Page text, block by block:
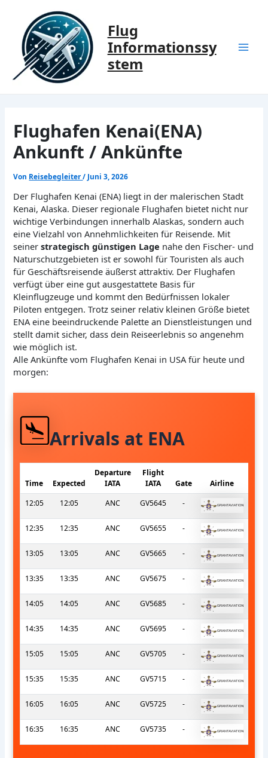
springen
Flug
Informationssy
stem
Flughafen Kenai(ENA)
Ankunft / Ankünfte
Von Reisebegleiter/ Juni 3, 2026
Der Flughafen Kenai (ENA) liegt in der malerischen Stadt
Kenai, Alaska. Dieser regionale Flughafen bietet nicht nur
wichtige Verbindungen innerhalb Alaskas, sondern auch
eine Vielzahl von Annehmlichkeiten für Reisende. Mit
seinerstrategisch günstigen Lage nahe den Fischer- und
Naturschutzgebieten ist er sowohl für Touristen als auch
für Geschäftsreisende äußerst attraktiv. Der Flughafen
verfügt über eine gut ausgestattete Basis für
Kleinflugzeuge und kommt den Bedürfnissen lokaler
Piloten entgegen. Trotz seiner relativ kleinen Größe bietet
ENA eine beeindruckende Palette an Dienstleistungen und
stellt damit sicher, dass dein Reiseerlebnis so angenehm
wie möglich ist.
Alle Ankünfte vom Flughafen Kenai in USA für heute und
morgen:
Arrivals at ENA
Time Expected
Departure
IATA
Flight
IATA
Gate
Airline
12:05
12:05 ANC GV5645 -
12:35 12:35 ANC GV5655 -
13:05 13:05 ANC GV5665 -
13:35 13:35 ANC GV5675 -
14:05 14:05 ANC GV5685 -
14:35 14:35 ANC GV5695 -
15:05 15:05 ANC GV5705 -
15:35 15:35 ANC GV5715 -
16:05 16:05 ANC GV5725 -
16:35 16:35 ANC GV5735 -